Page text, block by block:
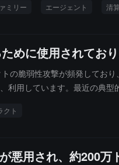
ミリー エージェント 清算
めに使用されてお
の脆弱性攻撃が頻発してお
利用しています。最近の典
GoPlus Security は、従
クト
用され、約200万